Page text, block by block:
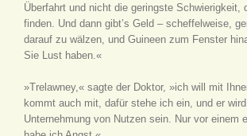
Überfahrt und nicht die geringste Schwierigkeit,
finden. Und dann gibt’s Geld – scheffelweise,
darauf zu wälzen, und Guineen zum Fenster
Sie Lust haben.«
»Trelawney,« sagte der Doktor, »ich will mit
kommt auch mit, dafür stehe ich ein, und er
Unternehmung von Nutzen sein. Nur vor einem